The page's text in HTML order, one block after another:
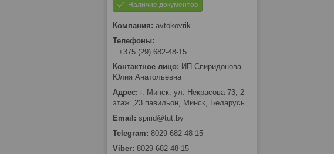
Наличие документов
avtokovrik
+375 (29) 682-48-15
ИП Спиридонова
Юлия Анатольевна
г. Минск. ул. Некрасова 73, 2
этаж ,23 павильон, Минск, Беларусь
spirid@tut.by
8029 682 48 15
8029 682 48 15